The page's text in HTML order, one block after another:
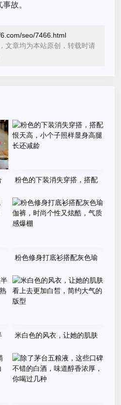
故。
seo/7466.html
文章均为本站原创，转载时请
粉色的下装消失穿搭，搭配
长还减龄
粉色修身打底衫搭配灰色瑜
感爆棚
米白色的风衣，让她的肌肤
版型